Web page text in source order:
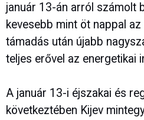
január 13-án arról számolt
kevesebb mint öt nappal
támadás után újabb
teljes erővel az energetikai
A január 13-i éjszakai és
következtében Kijev